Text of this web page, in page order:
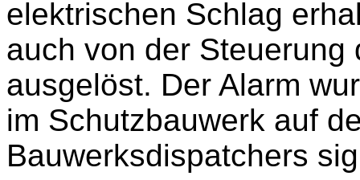
elektrischen Schlag
auch von der Steuerung
ausgelöst. Der Alarm
im Schutzbauwerk auf
Bauwerksdispatchers